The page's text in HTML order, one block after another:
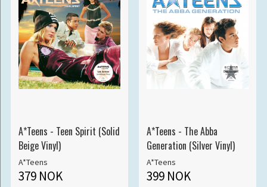
A*Teens - Teen Spirit (Solid
Beige Vinyl)
A*Teens
379 NOK
A*Teens - The Abba
Generation (Silver Vinyl)
A*Teens
399 NOK